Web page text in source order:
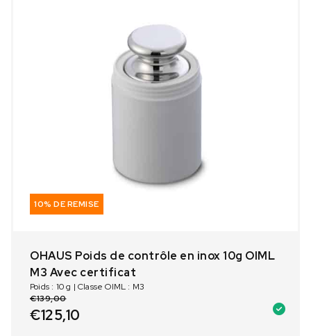
10% DE REMISE
OHAUS Poids de contrôle en inox 10g OIML
M3 Avec certificat
Poids : 10 g | Classe OIML : M3
€139,00
€125,10